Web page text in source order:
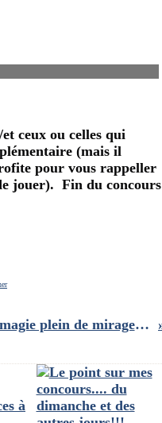
et ceux ou celles qui
(mais il
pour vous rappeller
jouer). Fin du concours
Zack et Stan : un spectacle de magie plein de mirages.. ou le contraire!!